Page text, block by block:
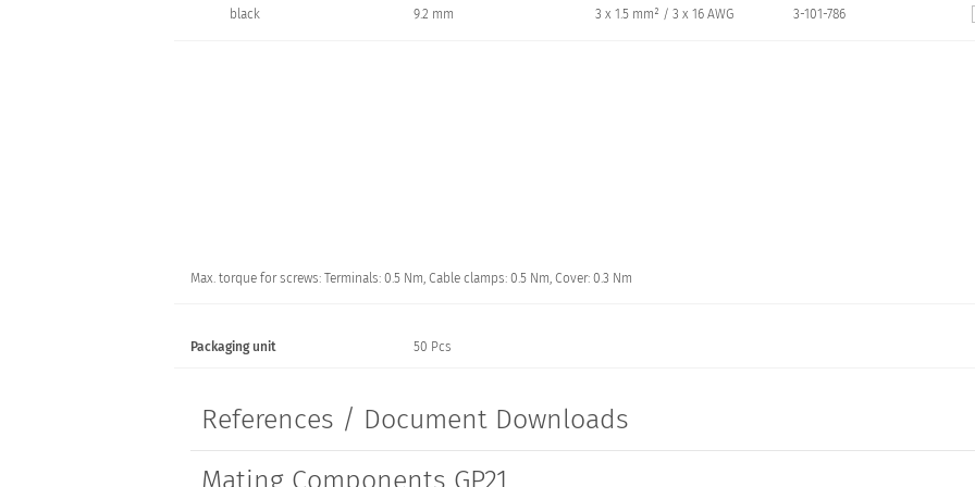
black 9.2 mm 3 x 1.5 mm² / 3 x 16 AWG 3-101-786
Max. torque for screws: Terminals: 0.5 Nm, Cable clamps: 0.5 Nm, Cover: 0.3 Nm
Packaging unit 50 Pcs
References / Document Downloads